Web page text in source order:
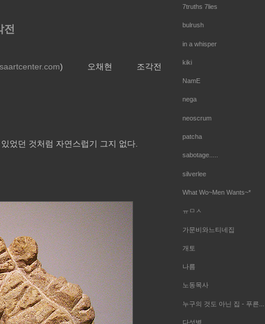
7truths 7lies
bulrush
in a whisper
kiki
NamE
nega
neoscrum
patcha
sabotage.....
silverlee
What Wo~Men Wants~*
ㅠㅁㅅ
가문비와느티네집
개토
나름
노동목사
누구의 것도 아닌 집 - 푸른...
다섯병
전
) 오채현 조각전
었던 것처럼 자연스럽기 그지 없다.